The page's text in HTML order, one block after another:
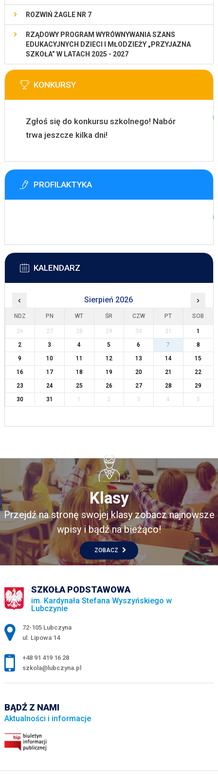
ROZWIŃ ŻAGLE NR 7
RZĄDOWY PROGRAM WYRÓWNYWANIA SZANS
EDUKACYJNYCH DZIECI I MŁODZIEŻY „PRZYJAZNA
SZKOŁA” W LATACH 2025 - 2027
KONKURSY
Zgłoś się do konkursu szkolnego! Nabór
trwa jeszcze kilka dni!
PROFILAKTYKA
KALENDARZ
‹ Sierpień 2026 ›
NDZ PN WT ŚR CZW PT SOB
26 27 28 29 30 31
1
2
3 4 5 6 7
8
9
10 11 12 13 14
15
16
17 18 19 20 21
22
23
24 25 26 27 28
29
30
31 1 2 3 4 5
Klasy
Przejdź na stronę swojej klasy zobacz najnowsze
wpisy i bądź na bieżąco!
ZOBACZ
SZKOŁA PODSTAWOWA
im. Kardynała Stefana Wyszyńskiego w
Lubczynie
Adres pocztowy:
72-105 Lubczyna
ul. Lipowa 14
+48 91 419 16 28
szkola@lubczyna.pl
BĄDŹ Z NAMI
Aktualności i informacje